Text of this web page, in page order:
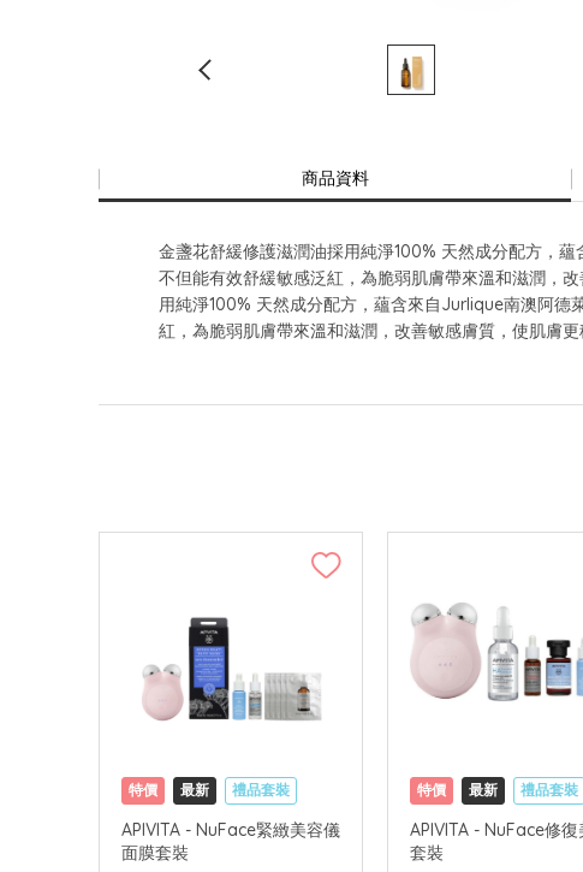
商品資料
金盞花舒緩修護滋潤油採用純淨100% 天然成分配方，
不但能有效舒緩敏感泛紅，為脆弱肌膚帶來溫和滋潤，
用純淨100% 天然成分配方，蘊含來自Jurlique南澳阿德
紅，為脆弱肌膚帶來溫和滋潤，改善敏感膚質，使肌膚
特價 最新
禮品套裝
網購店取
可中國內地配送
APIVITA - NuFace緊緻美容儀
面膜套裝
特價 最新
禮品套裝
網購店取
可中國內地
APIVITA - NuFace修
套裝